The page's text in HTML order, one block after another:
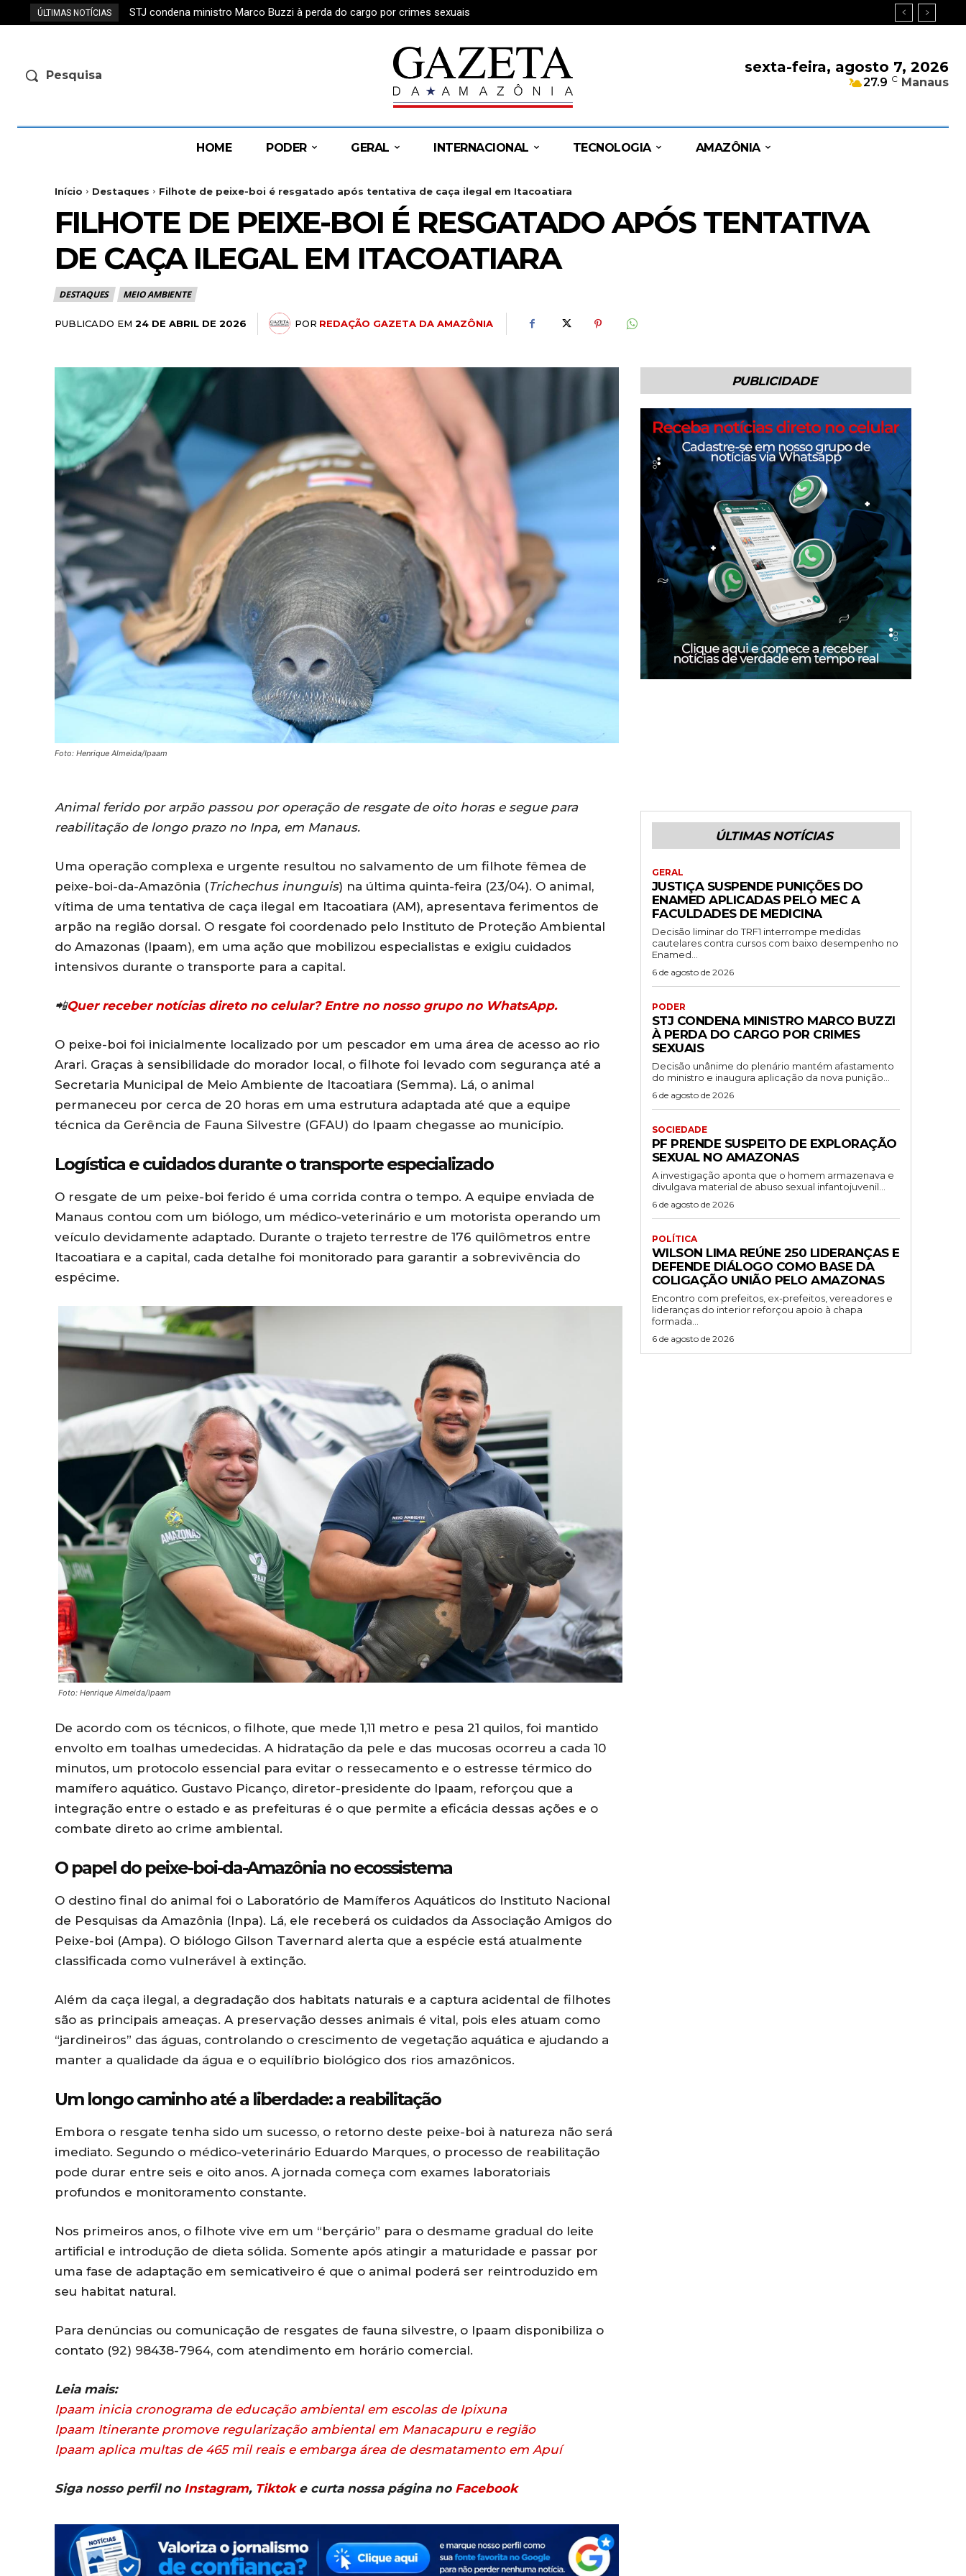
ÚLTIMAS NOTÍCIAS STJ condena ministro Marco Buzzi à perda do cargo por crimes sexuais
PF prende suspeito de exploração sexual no Amazonas
Pesquisa sexta-feira, agosto 7, 2026
27.9 C Manaus
HOME PODER GERAL INTERNACIONAL TECNOLOGIA AMAZÔNIA
Início Destaques Filhote de peixe-boi é resgatado após tentativa de caça ilegal em Itacoatiara
FILHOTE DE PEIXE-BOI É RESGATADO APÓS TENTATIVA
DE CAÇA ILEGAL EM ITACOATIARA
DESTAQUES MEIO AMBIENTE
PUBLICADO EM 24 DE ABRIL DE 2026 POR REDAÇÃO GAZETA DA AMAZÔNIA
Foto: Henrique Almeida/Ipaam
PUBLICIDADE
Animal ferido por arpão passou por operação de resgate de oito horas e segue para
reabilitação de longo prazo no Inpa, em Manaus.
Uma operação complexa e urgente resultou no salvamento de um filhote fêmea de
peixe-boi-da-Amazônia (Trichechus inunguis) na última quinta-feira (23/04). O animal,
vítima de uma tentativa de caça ilegal em Itacoatiara (AM), apresentava ferimentos de
arpão na região dorsal. O resgate foi coordenado pelo Instituto de Proteção Ambiental
do Amazonas (Ipaam), em uma ação que mobilizou especialistas e exigiu cuidados
intensivos durante o transporte para a capital.
📲Quer receber notícias direto no celular? Entre no nosso grupo no WhatsApp.
O peixe-boi foi inicialmente localizado por um pescador em uma área de acesso ao rio
Arari. Graças à sensibilidade do morador local, o filhote foi levado com segurança até a
Secretaria Municipal de Meio Ambiente de Itacoatiara (Semma). Lá, o animal
permaneceu por cerca de 20 horas em uma estrutura adaptada até que a equipe
técnica da Gerência de Fauna Silvestre (GFAU) do Ipaam chegasse ao município.
Logística e cuidados durante o transporte especializado
O resgate de um peixe-boi ferido é uma corrida contra o tempo. A equipe enviada de
Manaus contou com um biólogo, um médico-veterinário e um motorista operando um
veículo devidamente adaptado. Durante o trajeto terrestre de 176 quilômetros entre
Itacoatiara e a capital, cada detalhe foi monitorado para garantir a sobrevivência do
espécime.
Foto: Henrique Almeida/Ipaam
De acordo com os técnicos, o filhote, que mede 1,11 metro e pesa 21 quilos, foi mantido
envolto em toalhas umedecidas. A hidratação da pele e das mucosas ocorreu a cada 10
minutos, um protocolo essencial para evitar o ressecamento e o estresse térmico do
mamífero aquático. Gustavo Picanço, diretor-presidente do Ipaam, reforçou que a
integração entre o estado e as prefeituras é o que permite a eficácia dessas ações e o
combate direto ao crime ambiental.
O papel do peixe-boi-da-Amazônia no ecossistema
O destino final do animal foi o Laboratório de Mamíferos Aquáticos do Instituto Nacional
de Pesquisas da Amazônia (Inpa). Lá, ele receberá os cuidados da Associação Amigos do
Peixe-boi (Ampa). O biólogo Gilson Tavernard alerta que a espécie está atualmente
classificada como vulnerável à extinção.
Além da caça ilegal, a degradação dos habitats naturais e a captura acidental de filhotes
são as principais ameaças. A preservação desses animais é vital, pois eles atuam como
“jardineiros” das águas, controlando o crescimento de vegetação aquática e ajudando a
manter a qualidade da água e o equilíbrio biológico dos rios amazônicos.
Um longo caminho até a liberdade: a reabilitação
Embora o resgate tenha sido um sucesso, o retorno deste peixe-boi à natureza não será
imediato. Segundo o médico-veterinário Eduardo Marques, o processo de reabilitação
pode durar entre seis e oito anos. A jornada começa com exames laboratoriais
profundos e monitoramento constante.
Nos primeiros anos, o filhote vive em um “berçário” para o desmame gradual do leite
artificial e introdução de dieta sólida. Somente após atingir a maturidade e passar por
uma fase de adaptação em semicativeiro é que o animal poderá ser reintroduzido em
seu habitat natural.
Para denúncias ou comunicação de resgates de fauna silvestre, o Ipaam disponibiliza o
contato (92) 98438-7964, com atendimento em horário comercial.
Leia mais:
Ipaam inicia cronograma de educação ambiental em escolas de Ipixuna
Ipaam Itinerante promove regularização ambiental em Manacapuru e região
Ipaam aplica multas de 465 mil reais e embarga área de desmatamento em Apuí
Siga nosso perfil no Instagram, Tiktoke curta nossa página no Facebook
ÚLTIMAS NOTÍCIAS
GERAL
JUSTIÇA SUSPENDE PUNIÇÕES DO
ENAMED APLICADAS PELO MEC A
FACULDADES DE MEDICINA
Decisão liminar do TRF1 interrompe medidas
cautelares contra cursos com baixo desempenho no
Enamed...
6 de agosto de 2026
PODER
STJ CONDENA MINISTRO MARCO BUZZI
À PERDA DO CARGO POR CRIMES
SEXUAIS
Decisão unânime do plenário mantém afastamento
do ministro e inaugura aplicação da nova punição...
6 de agosto de 2026
SOCIEDADE
PF PRENDE SUSPEITO DE EXPLORAÇÃO
SEXUAL NO AMAZONAS
A investigação aponta que o homem armazenava e
divulgava material de abuso sexual infantojuvenil...
6 de agosto de 2026
POLÍTICA
WILSON LIMA REÚNE 250 LIDERANÇAS E
DEFENDE DIÁLOGO COMO BASE DA
COLIGAÇÃO UNIÃO PELO AMAZONAS
Encontro com prefeitos, ex-prefeitos, vereadores e
lideranças do interior reforçou apoio à chapa
formada...
6 de agosto de 2026